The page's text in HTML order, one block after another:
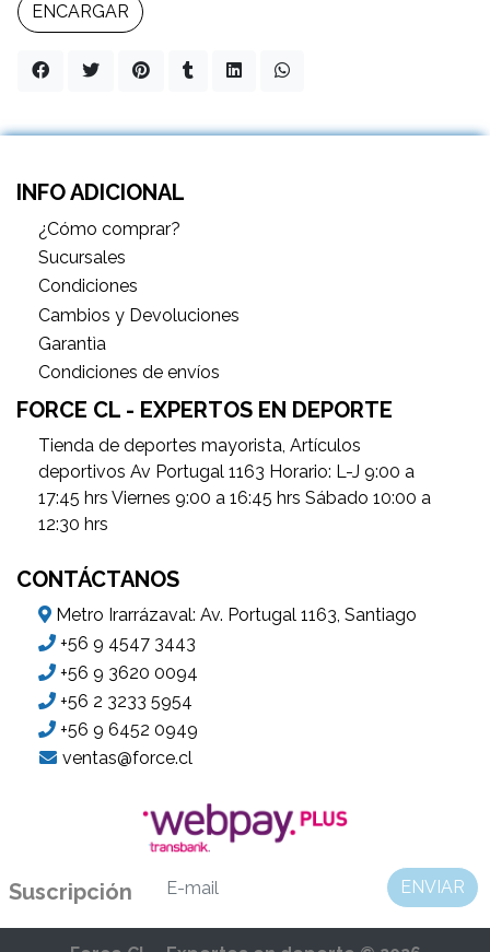
ENCARGAR
INFO ADICIONAL
¿Cómo comprar?
Sucursales
Condiciones
Cambios y Devoluciones
Garantìa
Condiciones de envíos
FORCE CL - EXPERTOS EN DEPORTE
Tienda de deportes mayorista, Artículos
deportivos Av Portugal 1163 Horario: L-J 9:00 a
17:45 hrs Viernes 9:00 a 16:45 hrs Sábado 10:00 a
12:30 hrs
CONTÁCTANOS
Metro Irarrázaval: Av. Portugal 1163, Santiago
+56 9 4547 3443
+56 9 3620 0094
+56 2 3233 5954
+56 9 6452 0949
ventas@force.cl
Suscripción ENVIAR